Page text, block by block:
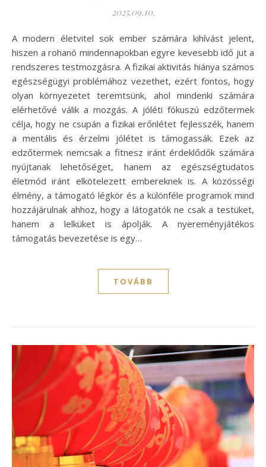
2025.09.10.
A modern életvitel sok ember számára kihívást jelent,
hiszen a rohanó mindennapokban egyre kevesebb idő jut a
rendszeres testmozgásra. A fizikai aktivitás hiánya számos
egészségügyi problémához vezethet, ezért fontos, hogy
olyan környezetet teremtsünk, ahol mindenki számára
elérhetővé válik a mozgás. A jóléti fókuszú edzőtermek
célja, hogy ne csupán a fizikai erőnlétet fejlesszék, hanem
a mentális és érzelmi jólétet is támogassák. Ezek az
edzőtermek nemcsak a fitnesz iránt érdeklődők számára
nyújtanak lehetőséget, hanem az egészségtudatos
életmód iránt elkötelezett embereknek is. A közösségi
élmény, a támogató légkör és a különféle programok mind
hozzájárulnak ahhoz, hogy a látogatók ne csak a testüket,
hanem a lelküket is ápolják. A nyereményjátékos
támogatás bevezetése is egy…
TOVÁBB